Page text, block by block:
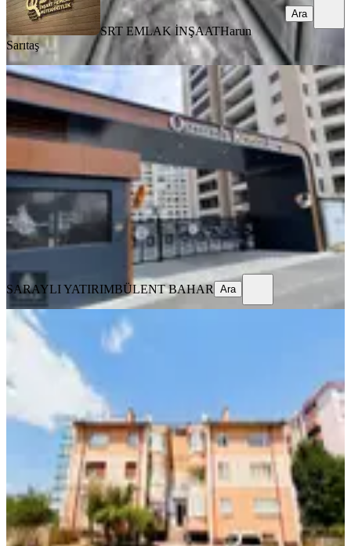
SRT EMLAK İNŞAATHarun
Sarıtaş
Ara
YENİ
Saraylı'dan Şefikcan Osmanlı
Konutlarında Satılık Ara Kat 5+1
Selçuklu, Kılınçarslan Mahallesi
240 m²·3. Kat
10.150.000 ₺
SARAYLI YATIRIM BÜLENT BAHAR
SARAYLI YATIRIMBÜLENT BAHAR Ara
YENİ
Katılım Finansmanlarına Uygun !!!
Bosna Hersekte 2+1 Daire
2+1
100 m² 06.08.2026
2.650.000 ₺
Erkan Başar GayrimenkulHakan Başar
Ara